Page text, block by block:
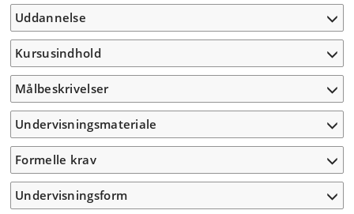
Uddannelse
Kursusindhold
Målbeskrivelser
Undervisningsmateriale
Formelle krav
Undervisningsform